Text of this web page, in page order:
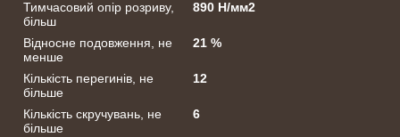
Тимчасовий опір розриву,
більш
890 Н/мм2
Відносне подовження, не
менше
21 %
Кількість перегинів, не
більше
12
Кількість скручувань, не
більше
6